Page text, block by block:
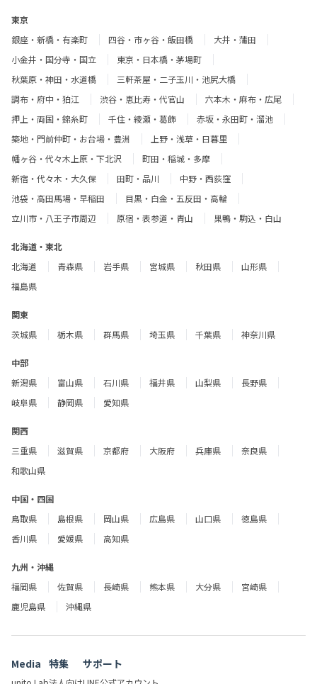
東京
銀座・新橋・有楽町
四谷・市ヶ谷・飯田橋
大井・蒲田
小金井・国分寺・国立
東京・日本橋・茅場町
秋葉原・神田・水道橋
三軒茶屋・二子玉川・池尻大橋
調布・府中・狛江
渋谷・恵比寿・代官山
六本木・麻布・広尾
押上・両国・錦糸町
千住・綾瀬・葛飾
赤坂・永田町・溜池
築地・門前仲町・お台場・豊洲
上野・浅草・日暮里
幡ヶ谷・代々木上原・下北沢
町田・稲城・多摩
新宿・代々木・大久保
田町・品川
中野・西荻窪
池袋・高田馬場・早稲田
目黒・白金・五反田・高輪
立川市・八王子市周辺
原宿・表参道・青山 巣鴨・駒込・白山
北海道・東北
北海道
青森県 岩手県 宮城県 秋田県
山形県
福島県
関東
茨城県
栃木県 群馬県 埼玉県 千葉県 神奈川県
中部
新潟県
富山県 石川県 福井県 山梨県
長野県
岐阜県
静岡県 愛知県
関西
三重県
滋賀県 京都府 大阪府 兵庫県
奈良県
和歌山県
中国・四国
鳥取県
島根県 岡山県 広島県 山口県
徳島県
香川県
愛媛県 高知県
九州・沖縄
福岡県
佐賀県 長崎県 熊本県 大分県
宮崎県
鹿児島県
沖縄県
Media 特集 サポート